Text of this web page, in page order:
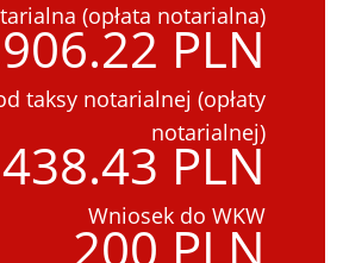
(opłata notarialna)
PLN
taksy notarialnej (opłaty
notarialnej)
438.43 PLN
Wniosek do WKW
200 PLN